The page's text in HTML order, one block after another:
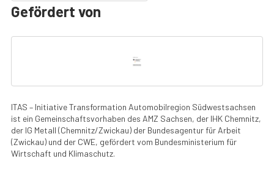
Gefördert von
ITAS – Initiative Transformation Automobilregion Südwestsachsen
ist ein Gemeinschaftsvorhaben des AMZ Sachsen, der IHK Chemnitz,
der IG Metall (Chemnitz/Zwickau) der Bundesagentur für Arbeit
(Zwickau) und der CWE, gefördert vom Bundesministerium für
Wirtschaft und Klimaschutz.